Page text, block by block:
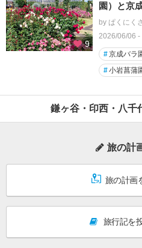
9
園）と京
by ぱくにく
2026/06/06 -
#京成バラ
#小岩菖蒲
鎌ヶ谷・印西・八千
旅の計
旅の計画
旅行記を